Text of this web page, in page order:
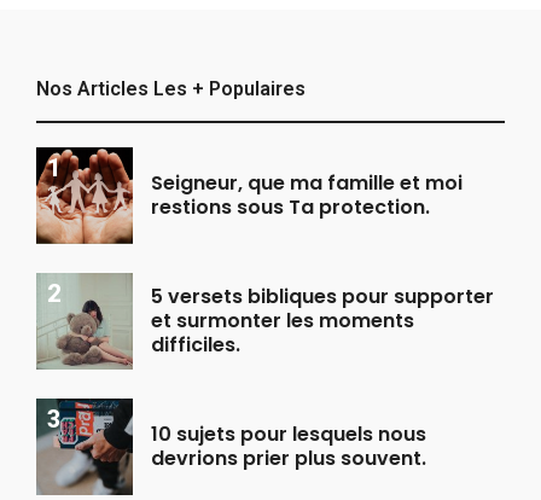
Nos Articles Les + Populaires
Seigneur, que ma famille et moi
restions sous Ta protection.
5 versets bibliques pour supporter
et surmonter les moments
difficiles.
10 sujets pour lesquels nous
devrions prier plus souvent.